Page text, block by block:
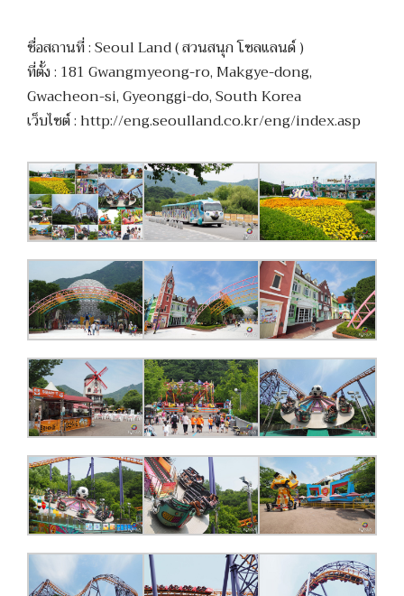
ชื่อสถานที่ : Seoul Land ( สวนสนุก โซลแลนด์ )
ที่ตั้ง : 181 Gwangmyeong-ro, Makgye-dong,
Gwacheon-si, Gyeonggi-do, South Korea
เว็บไซต์ : http://eng.seoulland.co.kr/eng/index.asp